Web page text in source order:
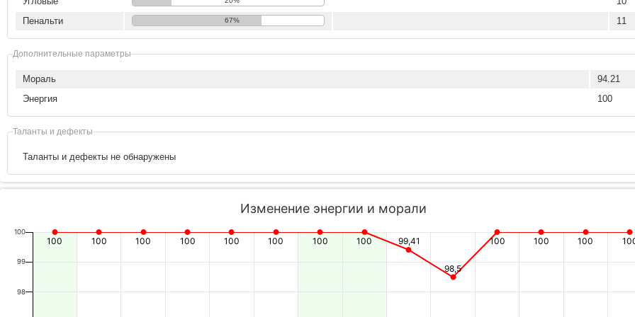
Пенальти
67% 11
Дополнительные параметры
Мораль
94.21
Энергия
100
Таланты и дефекты
Таланты и дефекты не обнаружены
Изменение энергии и морали
100 100 100 100 100 100 100 100 99,41
98,5
100 100 100
98
99
100